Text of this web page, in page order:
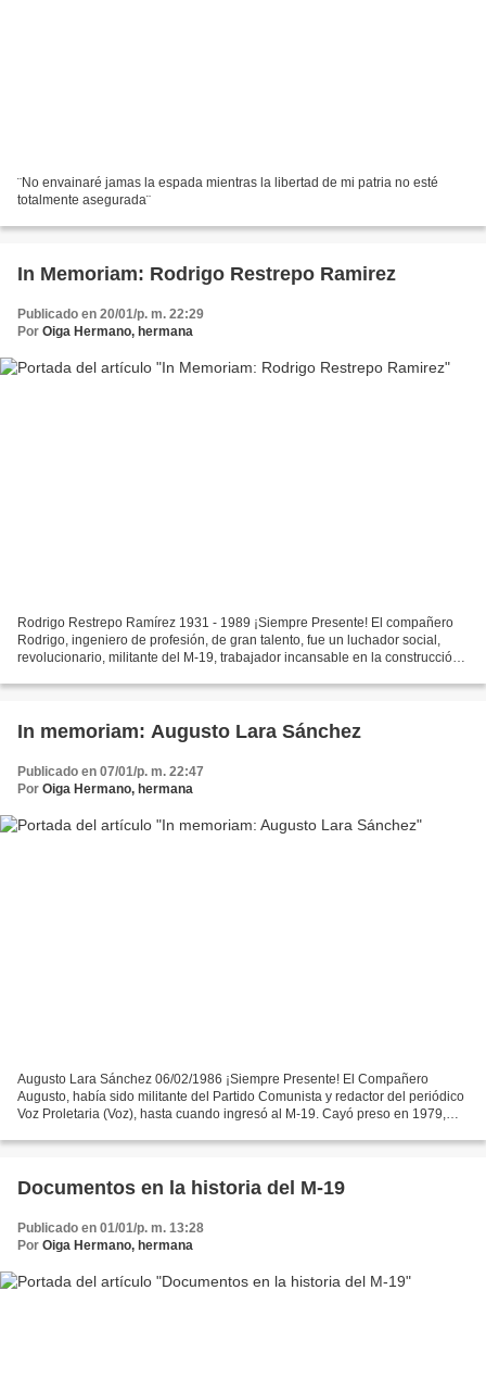
¨No envainaré jamas la espada mientras la libertad de mi patria no esté
totalmente asegurada¨
In Memoriam: Rodrigo Restrepo Ramirez
Publicado en 20/01/p. m. 22:29
Por Oiga Hermano, hermana
Rodrigo Restrepo Ramírez 1931 - 1989 ¡Siempre Presente! El compañero
Rodrigo, ingeniero de profesión, de gran talento, fue un luchador social,
revolucionario, militante del M-19, trabajador incansable en la construcción
In memoriam: Augusto Lara Sánchez
Publicado en 07/01/p. m. 22:47
Por Oiga Hermano, hermana
Augusto Lara Sánchez 06/02/1986 ¡Siempre Presente! El Compañero
Augusto, había sido militante del Partido Comunista y redactor del periódico
Voz Proletaria (Voz), hasta cuando ingresó al M-19. Cayó preso en 1979,
Documentos en la historia del M-19
Publicado en 01/01/p. m. 13:28
Por Oiga Hermano, hermana